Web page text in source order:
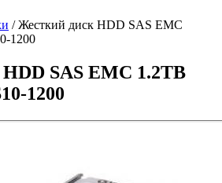
/ Жесткий диск HDD SAS EMC
1200
SAS EMC 1.2TB
1200